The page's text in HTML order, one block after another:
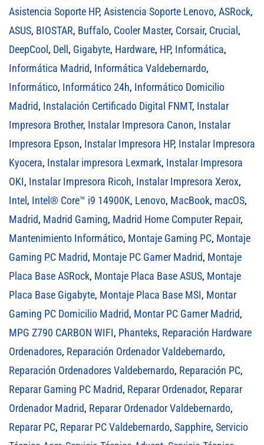
Asistencia Soporte HP, Asistencia Soporte Lenovo, ASRock,
ASUS, BIOSTAR, Buffalo, Cooler Master, Corsair, Crucial ,
DeepCool , Dell , Gigabyte, Hardware, HP, Informática,
Informática Madrid, Informática Valdebernardo,
Informático, Informático 24h, Informático Domicilio
Madrid, Instalación Certificado Digital FNMT, Instalar
Impresora Brother, Instalar Impresora Canon, Instalar
Impresora Epson, Instalar Impresora HP, Instalar Impresora
Kyocera, Instalar impresora Lexmark, Instalar Impresora
OKI, Instalar Impresora Ricoh, Instalar Impresora Xerox,
Intel , Intel® Core™ i9 14900K, Lenovo, MacBook, macOS,
Madrid, Madrid Gaming, Madrid Home Computer Repair,
Mantenimiento Informático, Montaje Gaming PC, Montaje
Gaming PC Madrid, Montaje PC Gamer Madrid, Montaje
Placa Base ASRock, Montaje Placa Base ASUS, Montaje
Placa Base Gigabyte, Montaje Placa Base MSI, Montar
Gaming PC Domicilio Madrid, Montar PC Gamer Madrid,
MPG Z790 CARBON WIFI, Phanteks, Reparación Hardware
Ordenadores, Reparación Ordenador Valdebernardo,
Reparación Ordenadores Valdebernardo, Reparación PC,
Reparar Gaming PC Madrid, Reparar Ordenador, Reparar
Ordenador Madrid, Reparar Ordenador Valdebernardo,
Reparar PC, Reparar PC Valdebernardo, Sapphire, Servicio